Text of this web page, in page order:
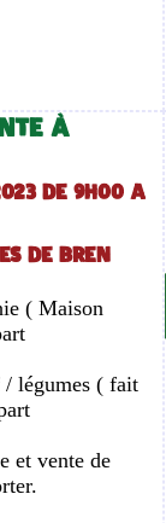
À
de 9h00 a
de Bren
( Maison
légumes ( fait
et vente de